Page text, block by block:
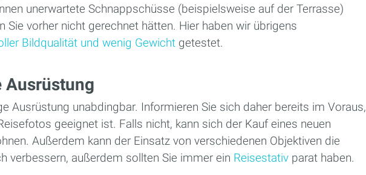
unerwartete Schnappschüsse (beispielsweise auf der Terrasse)
Sie vorher nicht gerechnet hätten. Hier haben wir übrigens
Bildqualität und wenig Gewicht getestet.
Ausrüstung
Ausrüstung unabdingbar. Informieren Sie sich daher bereits im Voraus,
geeignet ist. Falls nicht, kann sich der Kauf eines neuen
Außerdem kann der Einsatz von verschiedenen Objektiven die
verbessern, außerdem sollten Sie immer ein Reisestativ parat haben.